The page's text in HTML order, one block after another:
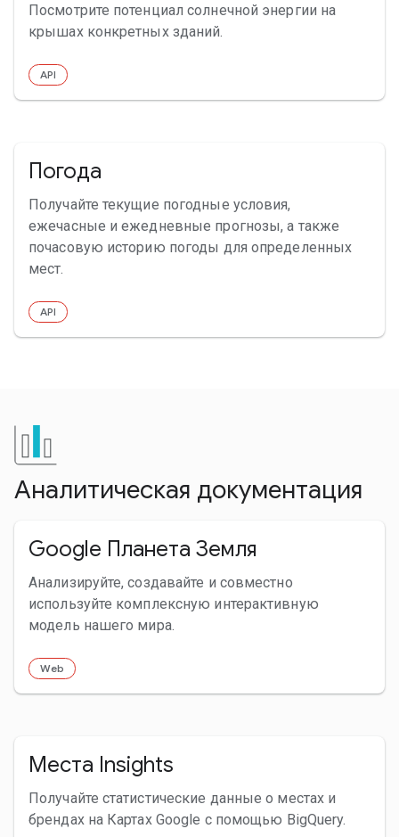
Посмотрите потенциал солнечной энергии на
крышах конкретных зданий.
API
Погода
Получайте текущие погодные условия,
ежечасные и ежедневные прогнозы, а также
почасовую историю погоды для определенных
мест.
API
Аналитическая документация
Google Планета Земля
Анализируйте, создавайте и совместно
используйте комплексную интерактивную
модель нашего мира.
Web
Места Insights
Получайте статистические данные о местах и
брендах на Картах Google с помощью BigQuery.